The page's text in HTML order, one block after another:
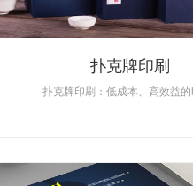
扑克牌印刷
扑克牌印刷：低成本、高效益